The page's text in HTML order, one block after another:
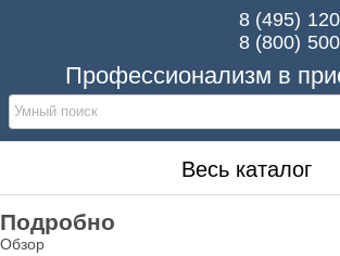
Профессионализм в
8 (495)
8 (800)
Весь каталог
Подробно
Обзор